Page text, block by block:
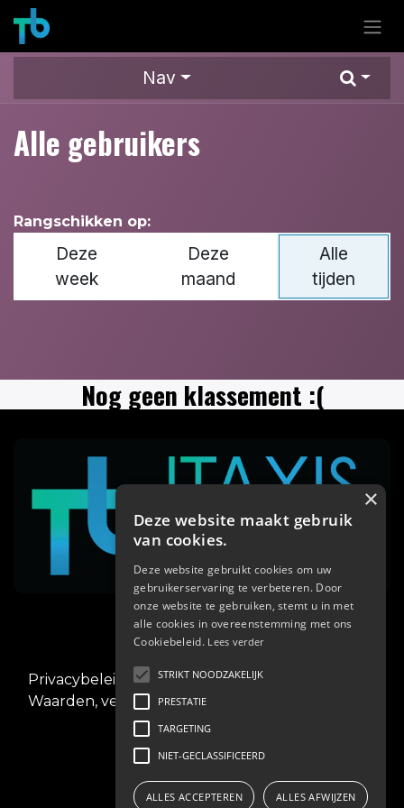
Overslaan naar inhoud
Nav
Alle gebruikers
Rangschikken op:
Deze
week
Deze
maand
Alle
tijden
Nog geen klassement :(
02/268.00.00
Privacybeleid
.
Waarden, verplichtingen en veiligheid
×
Deze website maakt gebruik
van cookies.
Deze website gebruikt cookies om uw
gebruikerservaring te verbeteren. Door
onze website te gebruiken, stemt u in met
alle cookies in overeenstemming met ons
Cookiebeleid. Lees verder
STRIKT NOODZAKELIJK
PRESTATIE
TARGETING
NIET-GECLASSIFICEERD
ALLES ACCEPTEREN ALLES AFWIJZEN